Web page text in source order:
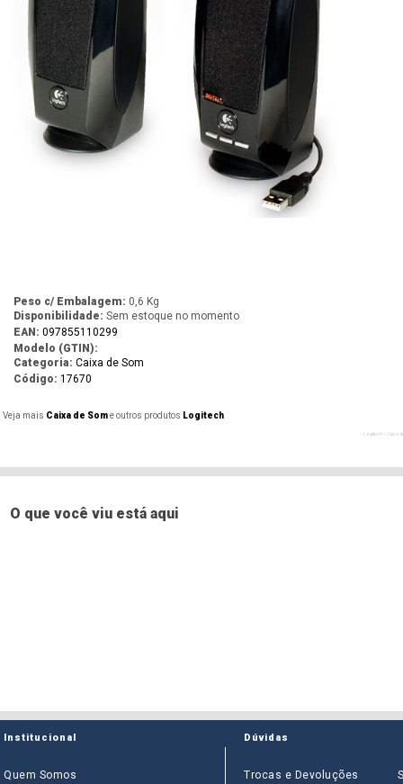
Peso c/ Embalagem: 0,6 Kg
Disponibilidade: Sem estoque no momento
EAN: 097855110299
Modelo (GTIN):
Categoria: Caixa de Som
Código: 17670
Veja mais Caixa de Some outros produtos Logitech
- - Logitech = Caixa
O que você viu está aqui
Institucional
Quem Somos
Dúvidas
Trocas e Devoluções